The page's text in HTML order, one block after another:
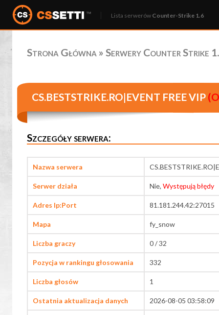
Lista serwerów Counter-Strike 1.6
Strona Główna » Serwery Counter Strike
CS.BESTSTRIKE.RO|EVENT FREE VIP
Szczegóły serwera:
Nazwa serwera
Serwer działa Nie, Występują błędy
Adres Ip:Port 81.181.244.42:27015
Mapa fy_snow
Liczba graczy 0 / 32
Pozycja w rankingu głosowania 332
Liczba głosów 1
Ostatnia aktualizacja danych 2026-08-05 03:58:09